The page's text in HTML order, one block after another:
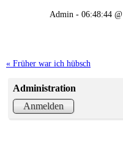
Admin - 06:48:44 @
« Früher war ich hübsch
Administration
Anmelden